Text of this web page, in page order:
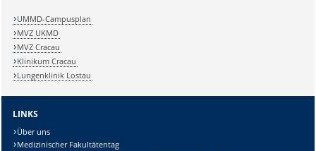
UMMD-Campusplan
MVZ UKMD
MVZ Cracau
Klinikum Cracau
Lungenklinik Lostau
LINKS
Über uns
Medizinischer Fakultätentag